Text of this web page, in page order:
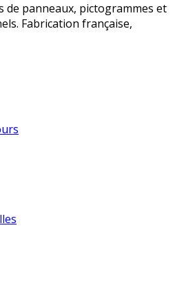
de panneaux, pictogrammes et
Fabrication française,